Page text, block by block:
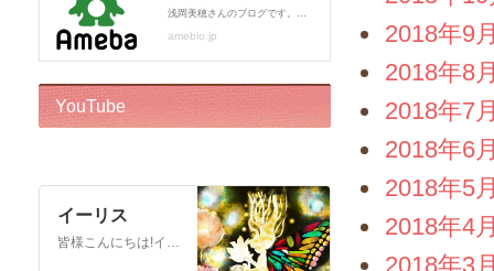
2018年9
2018年8
2018年7
2018年6
2018年5
2018年4
2018年3
YouTube
イーリス
皆様こんにちは!イーリスです! ドリーバーチュー博士公認 エンジェル・イントゥイティブ（AI）™です。 心理カウンセラー、カードセラピスト、アドバイザー、執筆をしております。 このチャンネルはボランティアでお届けしております。私自身がオラクルカードに救われた一人なので、 誰かのお役に立ちたいという気持ちからスタートいたしました! ※2018年12月22日から…